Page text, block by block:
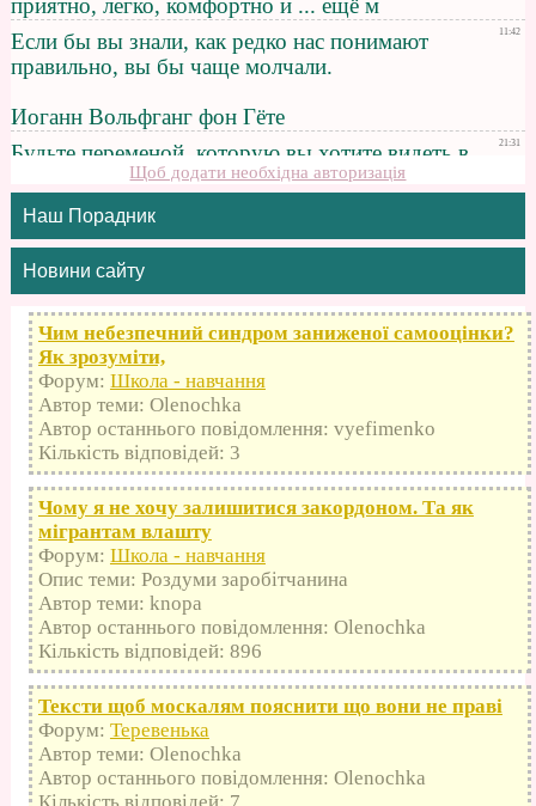
Щоб додати необхідна авторизація
Наш Порадник
Новини сайту
Чим небезпечний синдром заниженої самооцінки?
Як зрозуміти,
Форум: Школа - навчання
Автор теми: Olenochka
Автор останнього повідомлення: vyefimenko
Кількість відповідей: 3
Чому я не хочу залишитися закордоном. Та як
мігрантам влашту
Форум: Школа - навчання
Опис теми: Роздуми заробітчанина
Автор теми: knopa
Автор останнього повідомлення: Olenochka
Кількість відповідей: 896
Тексти щоб москалям пояснити що вони не праві
Форум: Теревенька
Автор теми: Olenochka
Автор останнього повідомлення: Olenochka